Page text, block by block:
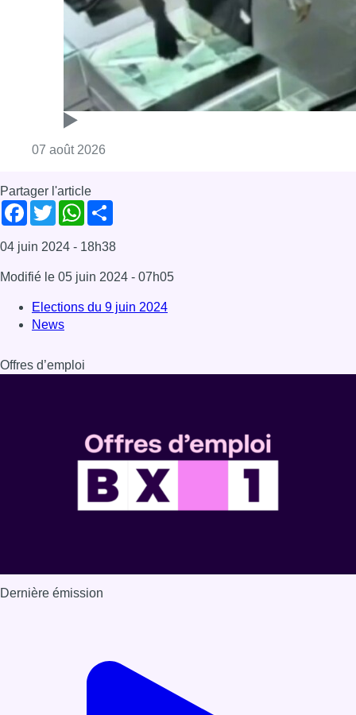
07 août 2026
Partager l'article
Facebook
TwitterWhatsApp
04 juin 2024 - 18h38
Modifié le 05 juin 2024 - 07h05
Elections du 9 juin 2024
News
Offres d’emploi
Dernière émission